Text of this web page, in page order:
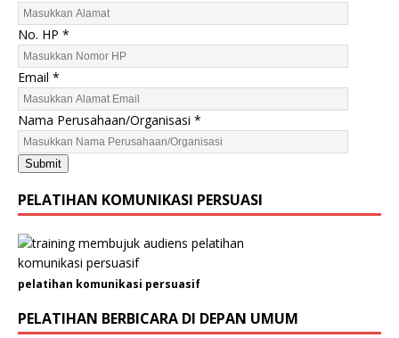
m
a
A
l
a
m
a
t
H
No. HP *
Email *
Nama Perusahaan/Organisasi *
Submit
PELATIHAN KOMUNIKASI PERSUASI
pelatihan komunikasi persuasif
PELATIHAN BERBICARA DI DEPAN UMUM